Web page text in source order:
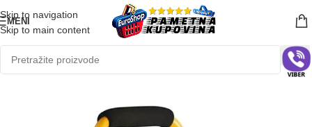
Skip to navigation
Skip to main content
MENI